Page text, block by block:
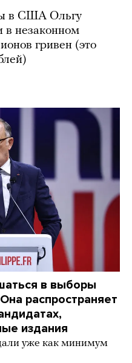
в США Ольгу
в незаконном
гривен (это
в выборы
распространяет
издания
уже как минимум